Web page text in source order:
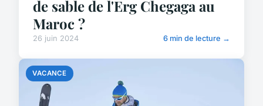
de sable de l'Erg Chegaga au
Maroc ?
26 juin 2024 6 min de lecture →
VACANCE